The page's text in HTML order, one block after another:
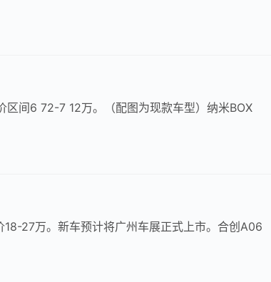
区间6 72-7 12万。（配图为现款车型）纳米BOX
27万。新车预计将广州车展正式上市。合创A06